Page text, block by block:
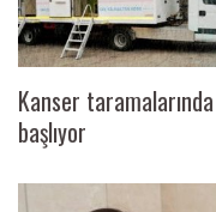
Kanser
başlıyor